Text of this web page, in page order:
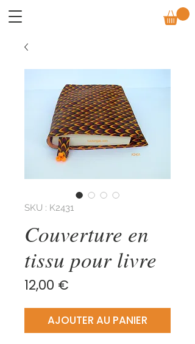
SKU : K2431
Couverture en
tissu pour livre
12,00 €
AJOUTER AU PANIER